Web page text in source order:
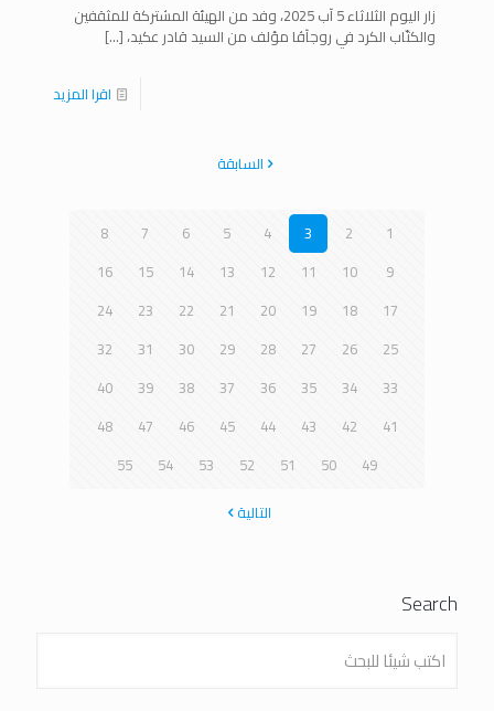
زار اليوم الثلاثاء 5 آب 2025، وفد من الهيئة المشتركة للمثقفين
والكتّاب الكرد في روجآڤا مؤلف من السيد قادر عكيد،[…]
اقرا المزيد
السابقة
1
2
3
4
5
6
7
8
9
10
11
12
13
14
15
16
17
18
19
20
21
22
23
24
25
26
27
28
29
30
31
32
33
34
35
36
37
38
39
40
41
42
43
44
45
46
47
48
49
50
51
52
53
54
55
التالية
Search